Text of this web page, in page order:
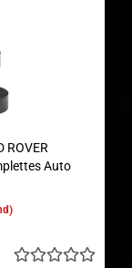
ROVER
Auto